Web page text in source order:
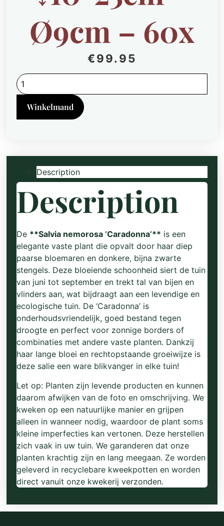
Ø9cm – 60x
€99.95
Salvia
nem.
'Caradonna'
↕10-
25cm
quantity
Winkelmand
Description
Description
De **Salvia nemorosa ‘Caradonna’** is een
elegante vaste plant die opvalt door haar diep
paarse bloemaren en donkere, bijna zwarte
stengels. Deze bloeiende schoonheid siert de tuin
van juni tot september en trekt tal van bijen en
vlinders aan, wat bijdraagt aan een levendige en
ecologische tuin. De ‘Caradonna’ is
onderhoudsvriendelijk, goed bestand tegen
droogte en perfect voor zonnige borders of
combinaties met andere vaste planten. Dankzij
haar lange bloei en rechtopstaande groeiwijze is
deze salie een ware blikvanger in elke tuin!
Let op: Planten zijn levende producten en kunnen
daarom afwijken van de foto en omschrijving. We
kweken op een natuurlijke manier en grijpen
alleen in wanneer nodig, waardoor de plant soms
kleine imperfecties kan vertonen. Deze herstellen
zich vaak in uw tuin. We garanderen dat onze
planten krachtig zijn en lang meegaan. Ze worden
geleverd in recyclebare kweekpotten en worden
direct vanuit onze kwekerij verzonden.